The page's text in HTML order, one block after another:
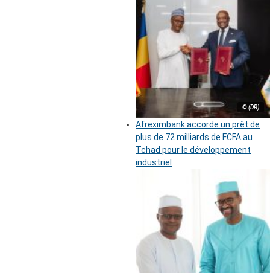
© (DR)
Afreximbank accorde un prêt de
plus de 72 milliards de FCFA au
Tchad pour le développement
industriel